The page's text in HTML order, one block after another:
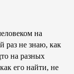
на
раз не знаю, как
на разных
его найти, не